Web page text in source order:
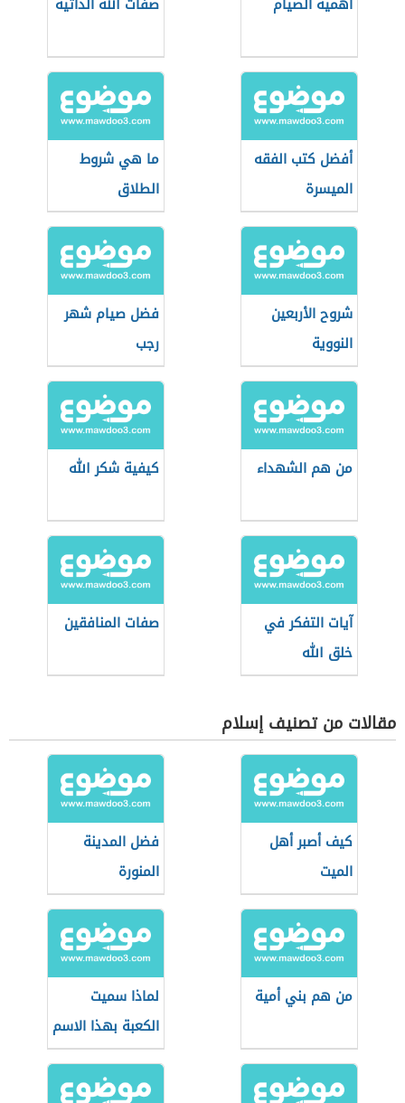
أفضل كتب الفقه
الميسرة
ما هي شروط
الطلاق
شروح الأربعين
النووية
فضل صيام شهر
رجب
من هم الشهداء كيفية شكر الله
آيات التفكر في
خلق الله
صفات المنافقين
مقالات من تصنيف إسلام
كيف أصبر أهل
الميت
فضل المدينة
المنورة
من هم بني أمية
لماذا سميت
الكعبة بهذا الاسم